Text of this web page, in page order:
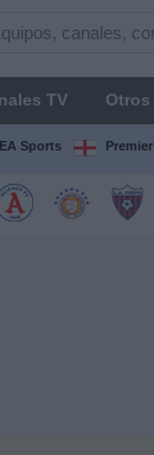
TV Otros
Sports